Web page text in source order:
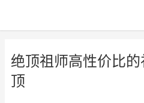
绝顶祖师高性价比
顶